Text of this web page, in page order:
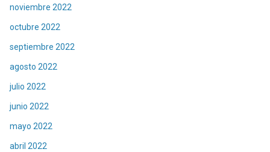
noviembre 2022
octubre 2022
septiembre 2022
agosto 2022
julio 2022
junio 2022
mayo 2022
abril 2022